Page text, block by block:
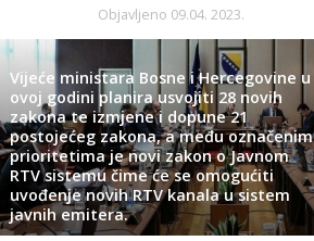
Objavljeno 09.04. 2023.
Vijeće ministara Bosne i Hercegovine u
ovoj godini planira usvojiti 28 novih
zakona te izmjene i dopune 21
postojećeg zakona, a među označenim
prioritetima je novi zakon o Javnom
RTV sistemu čime će se omogućiti
uvođenje novih RTV kanala u sistem
javnih emitera.